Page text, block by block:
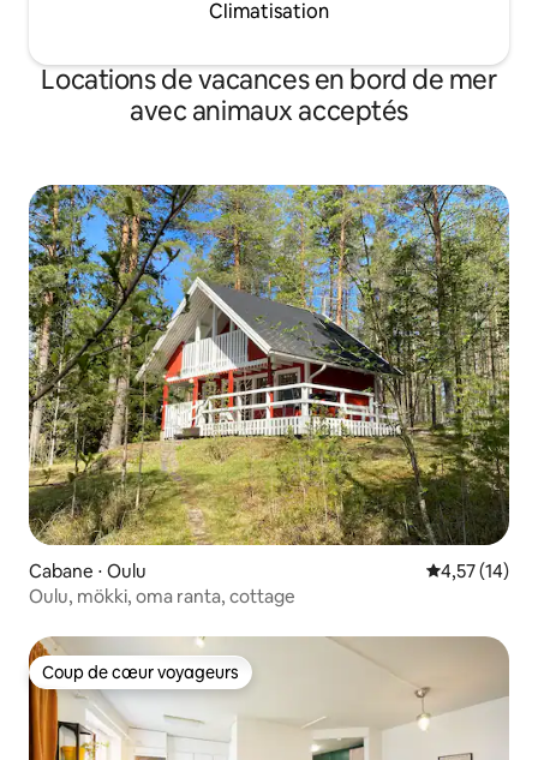
Climatisation
Locations de vacances en bord de mer
avec animaux acceptés
Cabane ⋅ Oulu Évaluation
4,57 (14)
Oulu, mökki, oma ranta, cottage
Coup de cœur voyageurs
Coup de cœur voyageurs